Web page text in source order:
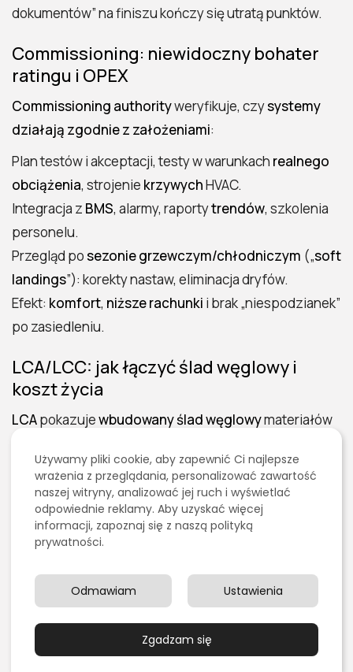
2026 Polecosystem - Wszelkie prawa
zastrzeżone. Treści zawarte na stronie
chronione są prawem autorskim.
dokumentów” na finiszu kończy się utratą punktów.
Commissioning: niewidoczny bohater
ratingu i OPEX
Commissioning authorityweryfikuje, czysystemy
działają zgodnie z założeniami:
Plan testów i akceptacji, testy w warunkach realnego
obciążenia, strojenie krzywychHVAC.
Integracja z BMS, alarmy, raportytrendów, szkolenia
personelu.
Przegląd posezonie grzewczym/chłodniczym („soft
landings”): korekty nastaw, eliminacja dryfów.
Efekt: komfort, niższe rachunki i brak „niespodzianek”
po zasiedleniu.
LCA/LCC: jak łączyć ślad węglowy i
koszt życia
LCApokazujewbudowany ślad węglowymateriałów
prowadzą do decyzji, które są iczystsze, itańsze w
eksploatacji:
Zamiana komponentów o wysokimembodied carbon
na alternatywy (np. cement o niższym klinkrze, stal z
Projekt pod demontaż
(śruby zamiast kleju,
niższym TCO(sprawność + serwis
Używamy pliki cookie, aby zapewnić Ci najlepsze
wrażenia z przeglądania, personalizować zawartość
naszej witryny, analizować jej ruch i wyświetlać
odpowiednie reklamy. Aby uzyskać więcej
informacji, zapoznaj się z naszą polityką
prywatności.
Zgadzam się
Ustawienia
Odmawiam